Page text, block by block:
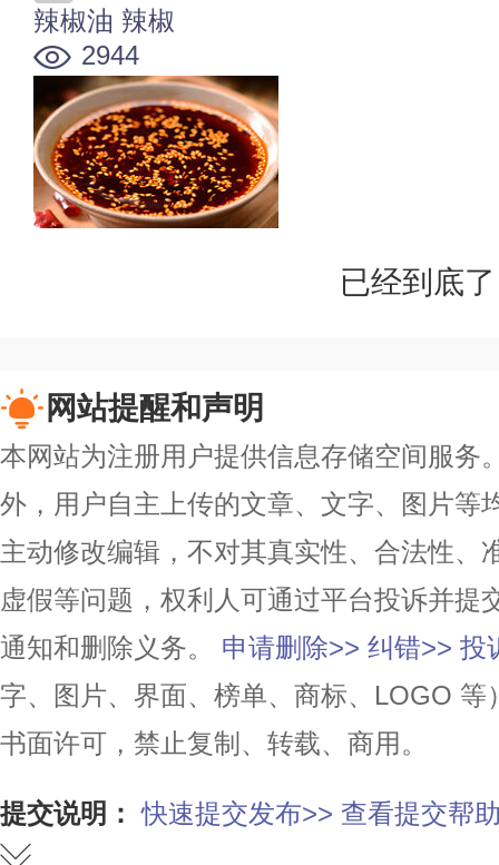
辣椒油 辣椒
2944
已经到底了
网站提醒和声明
本网站为注册用户提供信息存储空间服务
外，用户自主上传的文章、文字、图片等
主动修改编辑，不对其真实性、合法性、
虚假等问题，权利人可通过平台投诉并提
通知和删除义务。
申请删除>> 纠错>> 投
字、图片、界面、榜单、商标、LOGO
书面许可，禁止复制、转载、商用。
提交说明： 快速提交发布>> 查看提交帮